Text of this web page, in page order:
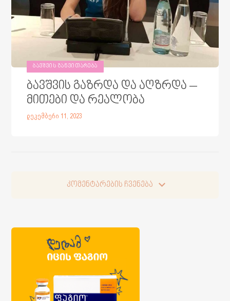
ᲑᲐᲕᲨᲕᲘᲡ ᲒᲐᲜᲕᲘᲗᲐᲠᲔᲑᲐ
ბავშვის გაზრდა და აღზრდა –
მითები და რეალობა
დეკემბერი 11, 2023
კომენტარების ჩვენება